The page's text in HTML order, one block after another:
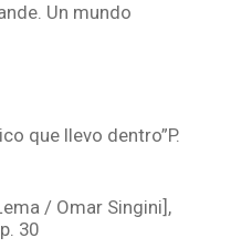
Un mundo
que llevo dentro”P.
/ Omar Singini],
30